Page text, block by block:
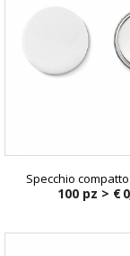
Specchio compatto
100 pz > €